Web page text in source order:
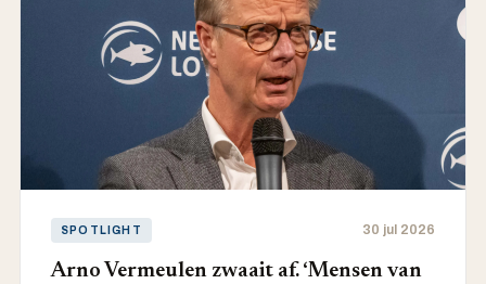
SPOTLIGHT 30 jul 2026
Arno Vermeulen zwaait af. ‘Mensen van